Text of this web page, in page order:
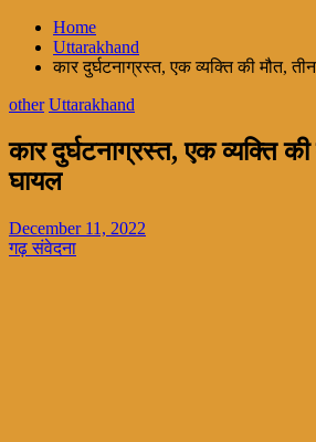
Home
Uttarakhand
कार दुर्घटनाग्रस्त, एक व्यक्ति की मौत,
other Uttarakhand
कार दुर्घटनाग्रस्त, एक व्यक्ति
घायल
December 11, 2022
गढ़ संवेदना